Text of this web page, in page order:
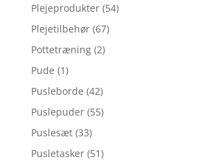
Plejeprodukter (54)
Plejetilbehør (67)
Pottetræning (2)
Pude (1)
Pusleborde (42)
Puslepuder (55)
Puslesæt (33)
Pusletasker (51)